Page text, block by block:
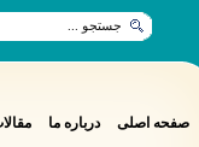
صفحه اصلی درباره ما